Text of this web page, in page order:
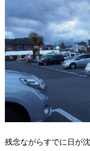
残念ながらすでに日が